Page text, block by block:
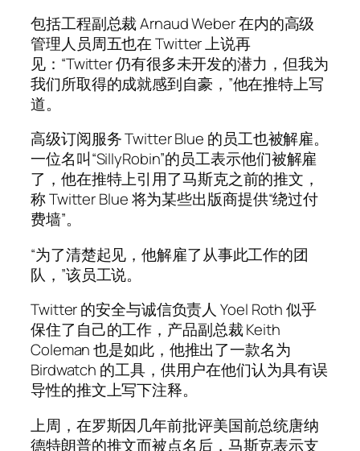
包括工程副总裁 Arnaud Weber 在内的高级
管理人员周五也在 Twitter 上说再
见：“Twitter 仍有很多未开发的潜力，但我为
我们所取得的成就感到自豪，”他在推特上写
道。
高级订阅服务 Twitter Blue 的员工也被解雇。
一位名叫“SillyRobin”的员工表示他们被解雇
了，他在推特上引用了马斯克之前的推文，
称 Twitter Blue 将为某些出版商提供“绕过付
费墙”。
“为了清楚起见，他解雇了从事此工作的团
队，”该员工说。
Twitter 的安全与诚信负责人 Yoel Roth 似乎
保住了自己的工作，产品副总裁 Keith
Coleman 也是如此，他推出了一款名为
Birdwatch 的工具，供用户在他们认为具有误
导性的推文上写下注释。
上周，在罗斯因几年前批评美国前总统唐纳
德特朗普的推文而被点名后，马斯克表示支